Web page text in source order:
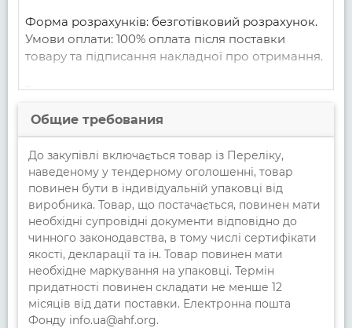
Форма розрахунків: безготівковий розрахунок.
Умови оплати: 100% оплата після поставки
товару та підписання накладної про отримання.
Термін постачання: поставка товару повинна
моменту підписання договору.
Комерційна пропозиція повинна містити
заповнену титульну сторінку згідно вкладеного
Додатку №1, та Специфікацію згідно вкладеного
Додатку №2, з вказаною ціною кожної позиції
та загальну суму пропозиції.
Правила оформлення тендерної пропозиції:
учасники мають подавати пропозиції в
електронному вигляді на торгову площадку,
або на електронну пошту для просмотра
контактных данных - авторизуйтесь!
Общие требования
До закупівлі включається товар із Переліку,
наведеному у тендерному оголошенні, товар
повинен бути в індивідуальній упаковці від
виробника. Товар, що постачається, повинен мати
необхідні супровідні документи відповідно до
чинного законодавства, в тому числі сертифікати
якості, декларації та ін. Товар повинен мати
необхідне маркування на упаковці. Термін
придатності повинен складати не менше 12
місяців від дати поставки. Електронна пошта
Фонду info.ua@ahf.org.